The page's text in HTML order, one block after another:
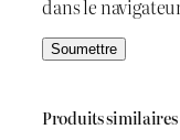
dans le
Produits similaires